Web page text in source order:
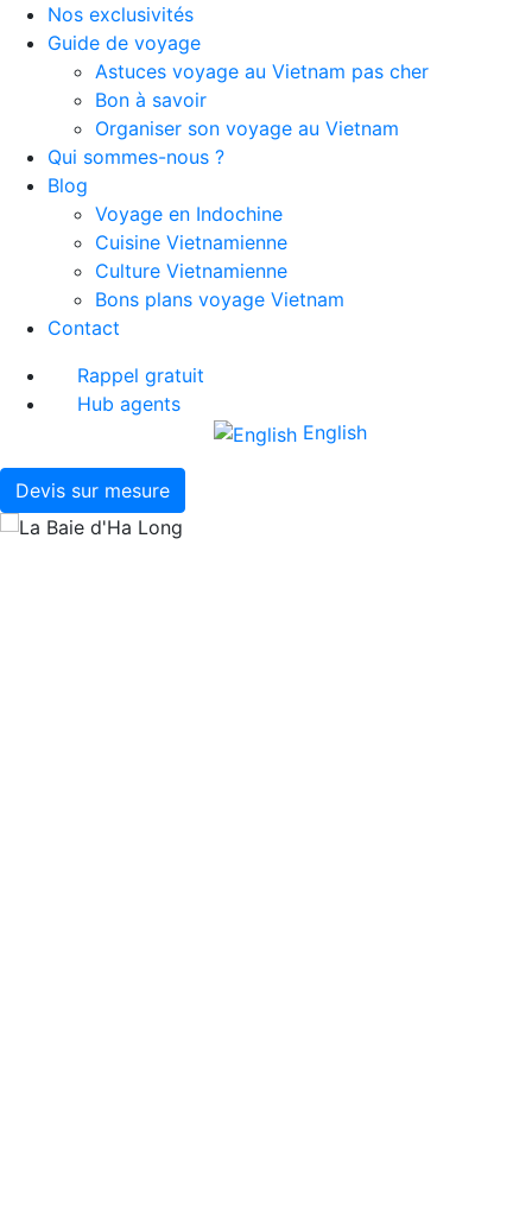
Nos exclusivités
Guide de voyage
Astuces voyage au Vietnam pas cher
Bon à savoir
Organiser son voyage au Vietnam
Qui sommes-nous ?
Blog
Voyage en Indochine
Cuisine Vietnamienne
Culture Vietnamienne
Bons plans voyage Vietnam
Contact
Rappel gratuit
Hub agents
English
Devis sur mesure